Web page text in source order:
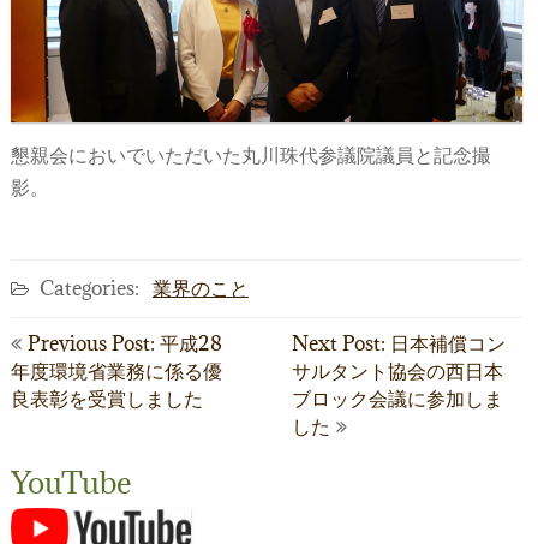
日本のこと
地域のこと
業界のこと
未分類
懇親会においでいただいた丸川珠代参議院議員と記念撮
影。
Categories: 業界のこと
投
稿
ビ
ゲ
Previous Post: 平成28
年度環境省業務に係る優
良表彰を受賞しました
Next Post: 日本補償コン
サルタント協会の西日本
ブロック会議に参加しま
した
YouTube